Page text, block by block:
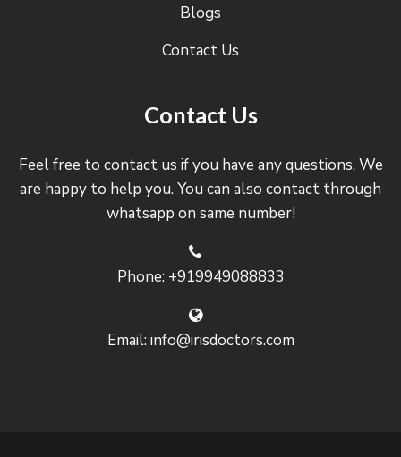
Blogs
Contact Us
Contact Us
Feel free to contact us if you have any questions. We
are happy to help you. You can also contact through
whatsapp on same number!
Phone: +919949088833
Email: info@irisdoctors.com